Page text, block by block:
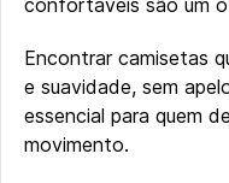
Encontrar camisetas
e suavidade, sem
essencial para quem
movimento.